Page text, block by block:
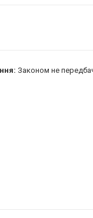
Законом не